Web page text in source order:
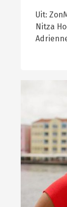
Uit:
Nitza